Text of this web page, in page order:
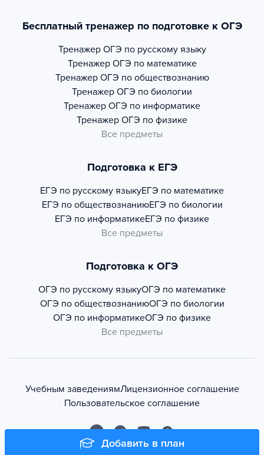
Добавить в план
Бесплатный тренажер по подготовке к ОГЭ
Тренажер ОГЭ по русскому языку
Тренажер ОГЭ по математике
Тренажер ОГЭ по обществознанию
Тренажер ОГЭ по биологии
Тренажер ОГЭ по информатике
Тренажер ОГЭ по физике
Все предметы
Подготовка к ЕГЭ
ЕГЭ по русскому языкуЕГЭ по математике
ЕГЭ по обществознаниюЕГЭ по биологии
ЕГЭ по информатикеЕГЭ по физике
Все предметы
Подготовка к ОГЭ
ОГЭ по русскому языкуОГЭ по математике
ОГЭ по обществознаниюОГЭ по биологии
ОГЭ по информатикеОГЭ по физике
Все предметы
Учебным заведениямЛицензионное соглашение
Пользовательское соглашение